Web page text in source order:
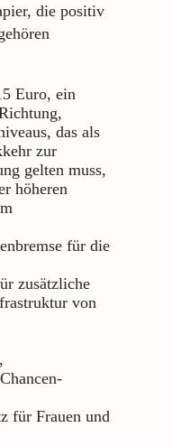
die positiv
Euro, ein
das als
zur
gelten muss,
höheren
für die
zusätzliche
von
für Frauen und